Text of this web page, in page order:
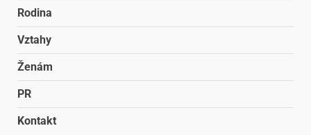
Rodina
Vztahy
Ženám
PR
Kontakt